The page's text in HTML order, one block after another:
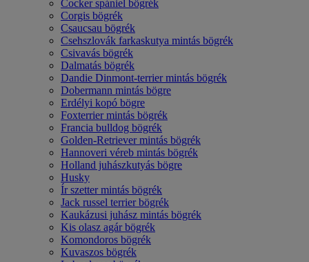
Cocker spániel bögrék
Corgis bögrék
Csaucsau bögrék
Csehszlovák farkaskutya mintás bögrék
Csivavás bögrék
Dalmatás bögrék
Dandie Dinmont-terrier mintás bögrék
Dobermann mintás bögre
Erdélyi kopó bögre
Foxterrier mintás bögrék
Francia bulldog bögrék
Golden-Retriever mintás bögrék
Hannoveri véreb mintás bögrék
Holland juhászkutyás bögre
Husky
Ír szetter mintás bögrék
Jack russel terrier bögrék
Kaukázusi juhász mintás bögrék
Kis olasz agár bögrék
Komondoros bögrék
Kuvaszos bögrék